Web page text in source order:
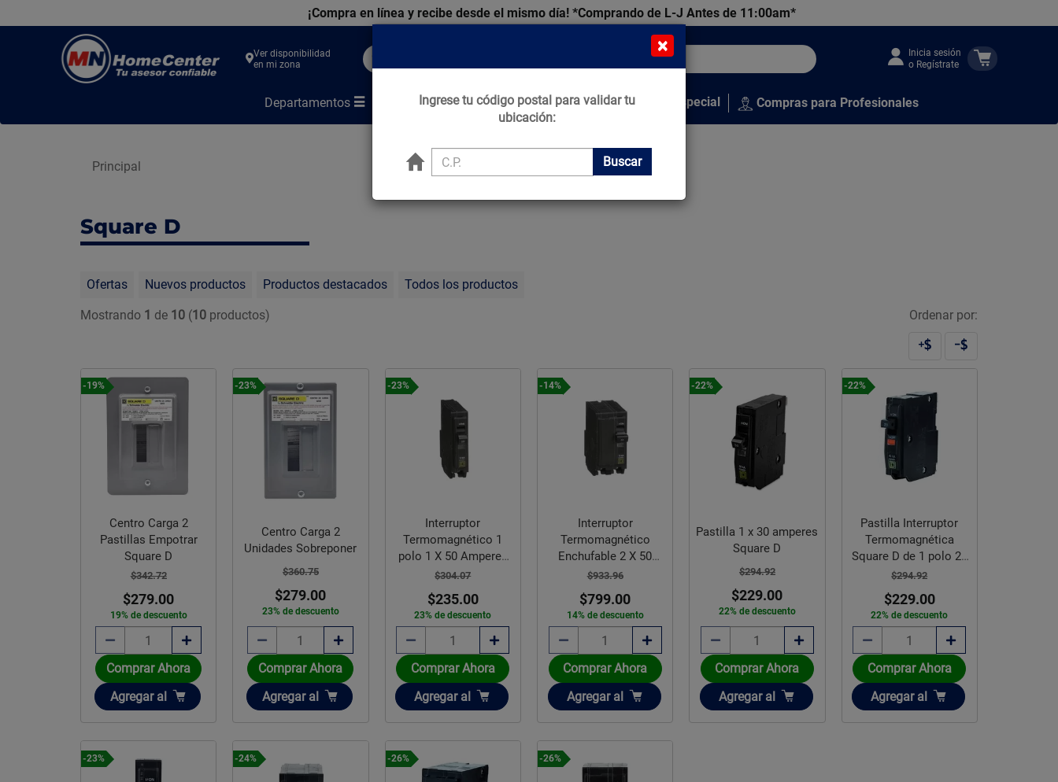
¡Compra en línea y recibe desde el mismo día! *Comprando de L-J Antes de 11:00am*
Center
Ver disponibilidad
en mi zona
Inicia sesión
o Regístrate
Departamentos Marcas Tips que Construyen Venta Especial Compras para Profesionales
Principal
Square D
Ofertas Nuevos productos Productos destacados Todos los productos
Mostrando 1 de 10 (10 productos) Ordenar por:
-19%
Centro Carga 2
Pastillas Empotrar
Square D
$342.72
$279.00
19% de descuento
Comprar Ahora
Añadir
Agregar al
-23%
Centro Carga 2
Unidades Sobreponer
$360.75
$279.00
23% de descuento
Comprar Ahora
Añadir
Agregar al
-23%
Interruptor
Termomagnético 1
polo 1 X 50 Amperes
Square D
$304.07
$235.00
23% de descuento
Comprar Ahora
Añadir
Agregar al
-14%
Interruptor
Termomagnético
Enchufable 2 X 50
Amperes Square D
$933.96
$799.00
14% de descuento
Comprar Ahora
Añadir
Agregar al
-22%
Pastilla 1 x 30 amperes
Square D
$294.92
$229.00
22% de descuento
Comprar Ahora
Añadir
Agregar al
-22%
Pastilla Interruptor
Termomagnética
Square D de 1 polo 20
A
$294.92
$229.00
22% de descuento
Comprar Ahora
Añadir
Agregar al
-23% -24% -26% -26%
×
Ingrese tu código postal para validar tu
ubicación:
Buscar